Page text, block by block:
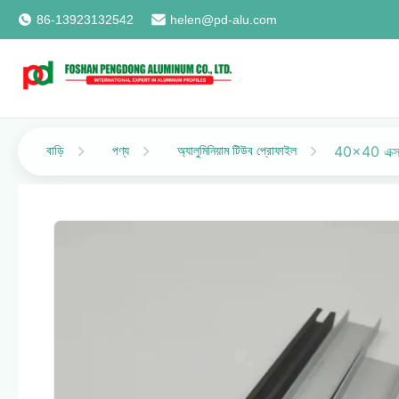
86-13923132542 helen@pd-alu.com
বাড়ি পণ্য অ্যালুমিনিয়াম টিউব প্রোফাইল 40x40